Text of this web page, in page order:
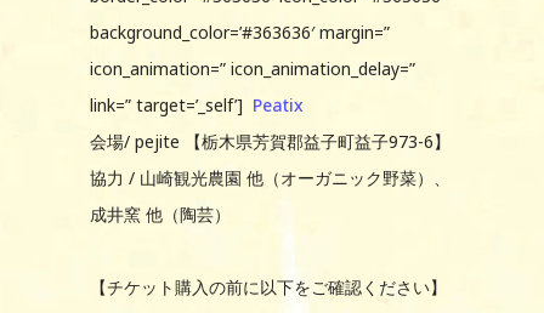
background_color=’#363636′ margin=”
icon_animation=” icon_animation_delay=”
link=” target=’_self’] Peatix
会場/ pejite 【栃木県芳賀郡益子町益子973-6】
協力 / 山崎観光農園 他（オーガニック野菜）、
成井窯 他（陶芸）
【チケット購入の前に以下をご確認ください】